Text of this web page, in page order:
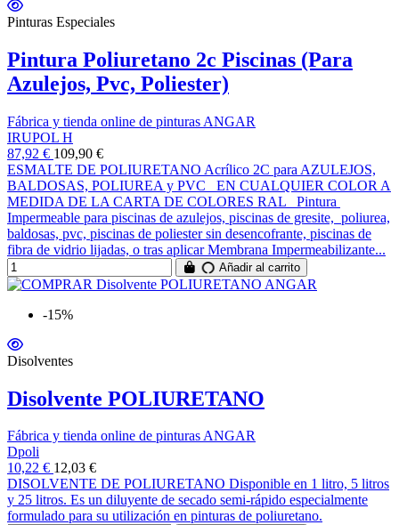
Pinturas Especiales
Pintura Poliuretano 2c Piscinas (Para
Azulejos, Pvc, Poliester)
Fábrica y tienda online de pinturas ANGAR
IRUPOL H
87,92 € 109,90 €
ESMALTE DE POLIURETANO Acrílico 2C para AZULEJOS,
BALDOSAS, POLIUREA y PVC EN CUALQUIER COLOR A
MEDIDA DE LA CARTA DE COLORES RAL Pintura
Impermeable para piscinas de azulejos, piscinas de gresite, poliurea,
baldosas, pvc, piscinas de poliester sin desencofrante, piscinas de
fibra de vidrio lijadas, o tras aplicar Membrana Impermeabilizante...
Añadir al carrito
-15%
Disolventes
Disolvente POLIURETANO
Fábrica y tienda online de pinturas ANGAR
Dpoli
10,22 € 12,03 €
DISOLVENTE DE POLIURETANO Disponible en 1 litro, 5 litros
y 25 litros. Es un diluyente de secado semi-rápido especialmente
formulado para su utilización en pinturas de poliuretano.